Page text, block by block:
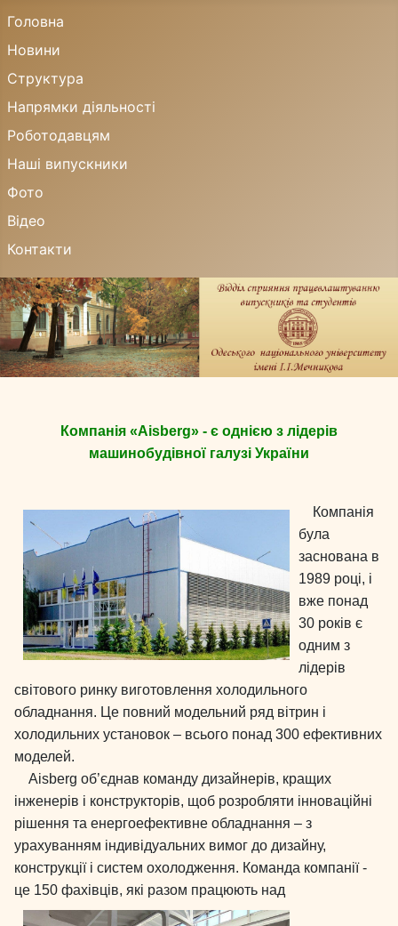
Головна
Новини
Структура
Напрямки діяльності
Роботодавцям
Наші випускники
Фото
Відео
Контакти
Компанія «Aisberg» - є однією з лідерів
машинобудівної галузі України
Компанія
була
заснована в
1989 році, і
вже понад
30 років є
одним з
лідерів
світового ринку виготовлення холодильного
обладнання. Це повний модельний ряд вітрин і
холодильних установок – всього понад 300 ефективних
моделей.
Aisberg об’єднав команду дизайнерів, кращих
інженерів і конструкторів, щоб розробляти інноваційні
рішення та енергоефективне обладнання – з
урахуванням індивідуальних вимог до дизайну,
конструкції і систем охолодження. Команда компанії -
це 150 фахівців, які разом працюють над